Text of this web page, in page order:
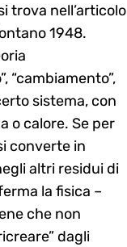
trova nell’articolo
1948.
“cambiamento”,
sistema, con
o calore. Se per
converte in
altri residui di
la fisica –
che non
dagli